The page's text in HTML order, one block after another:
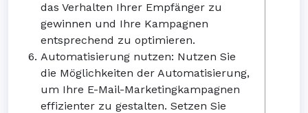
das Verhalten Ihrer Empfänger zu
gewinnen und Ihre Kampagnen
entsprechend zu optimieren.
Automatisierung nutzen: Nutzen Sie
die Möglichkeiten der Automatisierung,
um Ihre E-Mail-Marketingkampagnen
effizienter zu gestalten. Setzen Sie